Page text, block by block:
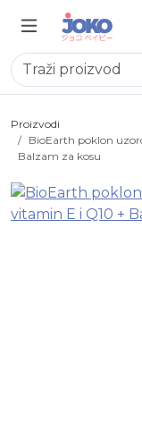
Proizvodi
BioEarth poklon
Balzam za kosu